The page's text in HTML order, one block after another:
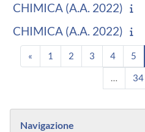
CHIMICA (A.A. 2022)
CHIMICA (A.A. 2022)
« Pagina precedente
1 Pagina 1
2 Pagina 2
3 Pagina 3
4Pagina 4
5
… 34
Blocchi
Navigazione